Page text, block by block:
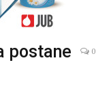
postane
0